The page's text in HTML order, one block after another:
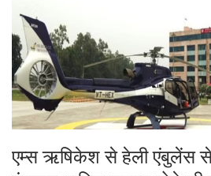
एम्स ऋषिकेश से हेली एंबुलेंस